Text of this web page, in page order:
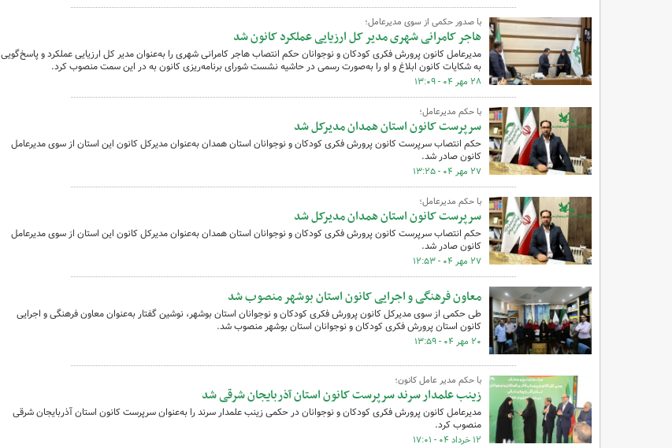
با صدور حکمی از سوی مدیرعامل؛
هاجر کامرانی شهری مدیر کل ارزیایی عملکرد کانون شد
مدیرعامل کانون پرورش فکری کودکان و نوجوانان حکم انتصاب هاجر کامرانی شهری را به‌عنوان مدیر کل ارزیایی عملکرد و پاسخ‌گویی
به شکایات کانون ابلاغ و او را به‌صورت رسمی در حاشیه نشست شورای برنامه‌ریزی کانون به در این سمت منصوب کرد.
۲۸ مهر ۰۴ - ۱۳:۰۹
با حکم مدیرعامل؛
سرپرست کانون استان‌ همدان مدیرکل شد
حکم انتصاب سرپرست کانون پرورش فکری کودکان و نوجوانان استان‌ همدان به‌عنوان مدیرکل کانون این استان از سوی مدیرعامل
کانون صادر شد.
۲۷ مهر ۰۴ - ۱۳:۲۵
با حکم مدیرعامل؛
سرپرست کانون استان‌ همدان مدیرکل شد
حکم انتصاب سرپرست کانون پرورش فکری کودکان و نوجوانان استان‌ همدان به‌عنوان مدیرکل کانون این استان از سوی مدیرعامل
کانون صادر شد.
۲۷ مهر ۰۴ - ۱۲:۵۳
معاون فرهنگی و اجرایی کانون استان بوشهر منصوب شد
طی حکمی از سوی مدیرکل کانون پرورش فکری کودکان و نوجوانان استان بوشهر، نوشین گفتار به‌عنوان معاون فرهنگی و اجرایی
کانون استان پرورش فکری کودکان و نوجوانان استان بوشهر منصوب شد.
۲۰ مهر ۰۴ - ۱۳:۵۹
با حکم مدیر عامل کانون؛
زینب علمدار سرند سرپرست کانون استان آذربایجان شرقی شد
مدیرعامل کانون پرورش فکری کودکان و نوجوانان در حکمی زینب علمدار سرند را به‌عنوان سرپرست کانون استان آذربایجان شرقی
منصوب کرد.
۱۲ خرداد ۰۴ - ۱۷:۰۱